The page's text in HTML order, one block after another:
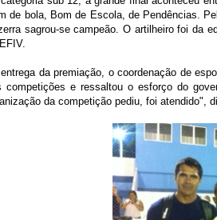
de bola, Bom de Escola, de Pendências.
sagrou-se campeão. O artilheiro foi da
entrega da premiação, o coordenação de
competições e ressaltou o esforço do
da competição pediu, foi atendido",